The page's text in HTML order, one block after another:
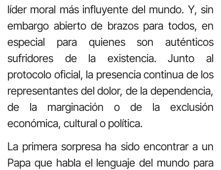
líder moral más influyente del mundo. Y, sin
embargo abierto de brazos para todos, en
especial para quienes son auténticos
sufridores de la existencia. Junto al
protocolo oficial, la presencia continua de los
representantes del dolor, de la dependencia,
de la marginación o de la exclusión
económica, cultural o política.
La primera sorpresa ha sido encontrar a un
Papa que habla el lenguaje del mundo para